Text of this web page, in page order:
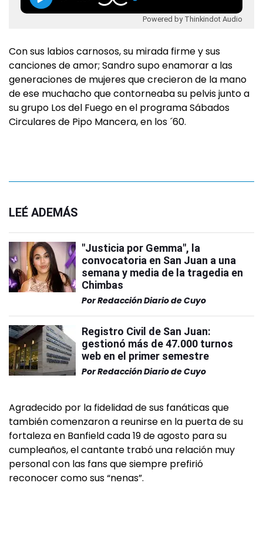
Powered by Thinkindot Audio
Con sus labios carnosos, su mirada firme y sus
canciones de amor; Sandro supo enamorar a las
generaciones de mujeres que crecieron de la mano
de ese muchacho que contorneaba su pelvis junto a
su grupo Los del Fuego en el programa Sábados
Circulares de Pipo Mancera, en los ´60.
LEÉ ADEMÁS
"Justicia por Gemma", la
convocatoria en San Juan a una
semana y media de la tragedia en
Chimbas
PorRedacción Diario de Cuyo
Registro Civil de San Juan:
gestionó más de 47.000 turnos
web en el primer semestre
PorRedacción Diario de Cuyo
Agradecido por la fidelidad de sus fanáticas que
también comenzaron a reunirse en la puerta de su
fortaleza en Banfield cada 19 de agosto para su
cumpleaños, el cantante trabó una relación muy
personal con las fans que siempre prefirió
reconocer como sus “nenas”.